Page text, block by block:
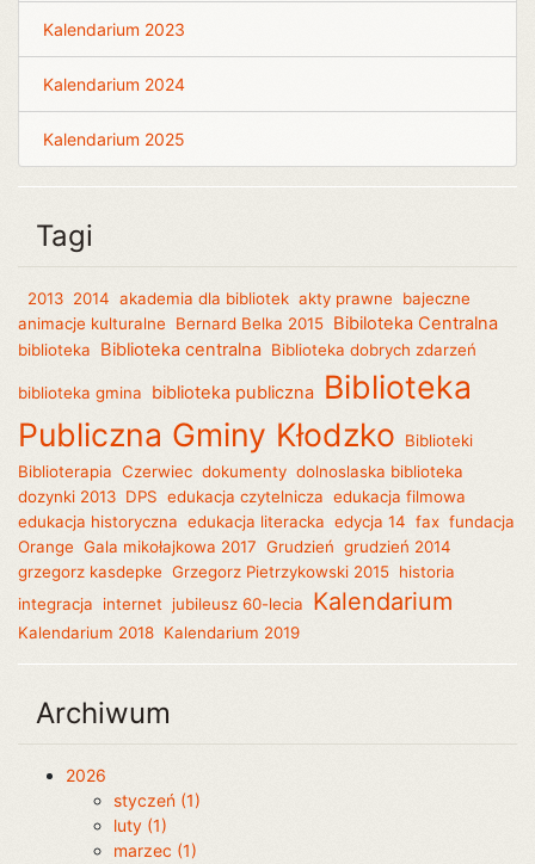
Kalendarium 2023
Kalendarium 2024
Kalendarium 2025
Tagi
2013 2014 akademia dla bibliotek akty prawne
bajeczne
animacje kulturalne
Bernard Belka 2015 Bibiloteka Centralna
biblioteka Biblioteka centralna Biblioteka dobrych zdarzeń
biblioteka gmina biblioteka publiczna Biblioteka
Publiczna Gminy Kłodzko
Biblioteki
Biblioterapia Czerwiec dokumenty dolnoslaska biblioteka
dozynki 2013 DPS edukacja czytelnicza edukacja filmowa
edukacja historyczna edukacja literacka edycja 14 fax fundacja
Orange Gala mikołajkowa 2017 Grudzień grudzień 2014
grzegorz kasdepke Grzegorz Pietrzykowski 2015 historia
integracja
internet jubileusz 60-lecia Kalendarium
Kalendarium 2018 Kalendarium 2019
Archiwum
2026
styczeń (1)
luty (1)
marzec (1)